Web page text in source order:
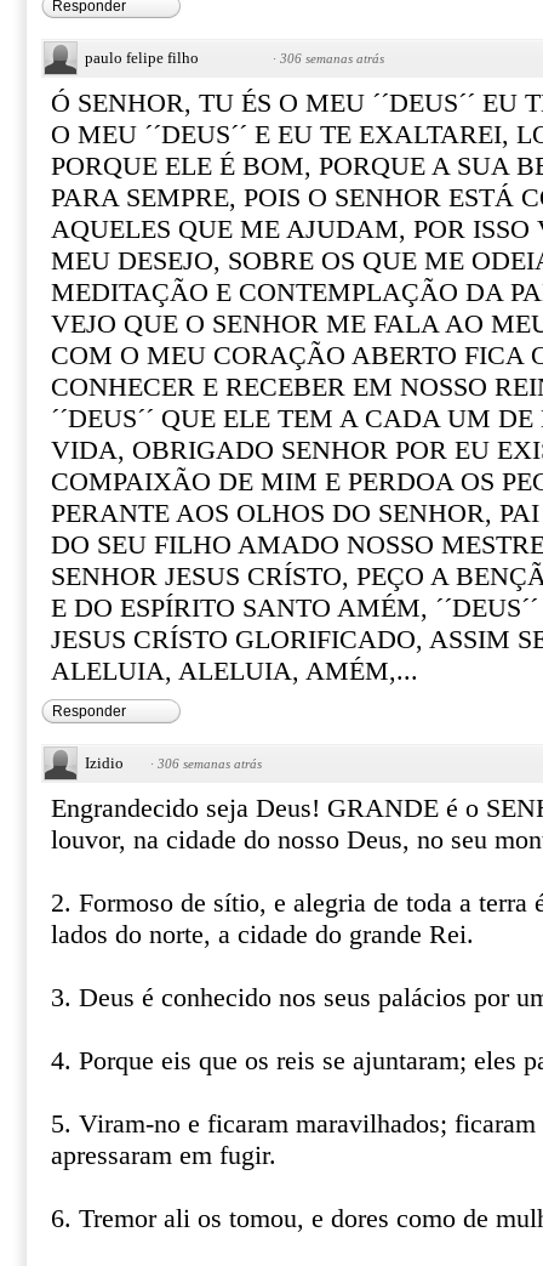
Responder
paulo felipe filho · 306 semanas atrás
Ó SENHOR, TU ÉS O MEU ´´DEUS´´ EU
O MEU ´´DEUS´´ E EU TE EXALTAREI,
PORQUE ELE É BOM, PORQUE A SUA
PARA SEMPRE, POIS O SENHOR ESTÁ
AQUELES QUE ME AJUDAM, POR ISSO
MEU DESEJO, SOBRE OS QUE ME
MEDITAÇÃO E CONTEMPLAÇÃO DA
VEJO QUE O SENHOR ME FALA AO
COM O MEU CORAÇÃO ABERTO FICA
CONHECER E RECEBER EM NOSSO
´´DEUS´´ QUE ELE TEM A CADA UM
VIDA, OBRIGADO SENHOR POR EU
COMPAIXÃO DE MIM E PERDOA OS
PERANTE AOS OLHOS DO SENHOR,
DO SEU FILHO AMADO NOSSO
SENHOR JESUS CRÍSTO, PEÇO A
E DO ESPÍRITO SANTO AMÉM,
JESUS CRÍSTO GLORIFICADO, ASSIM
ALELUIA, ALELUIA, AMÉM,...
Responder
Izidio · 306 semanas atrás
Engrandecido seja Deus! GRANDE é o
louvor, na cidade do nosso Deus, no seu
2. Formoso de sítio, e alegria de toda a terra
lados do norte, a cidade do grande Rei.
3. Deus é conhecido nos seus palácios por
4. Porque eis que os reis se ajuntaram; eles
5. Viram-no e ficaram maravilhados; ficaram
apressaram em fugir.
6. Tremor ali os tomou, e dores como de